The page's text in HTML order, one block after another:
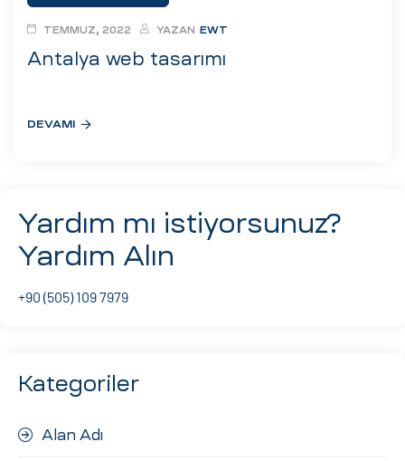
Antalya web tasarımı
TEMMUZ, 2022 YAZAN EWT
DEVAMI
Yardım mı istiyorsunuz?
Yardım Alın
+90 (505) 109 7979
Kategoriler
Alan Adı